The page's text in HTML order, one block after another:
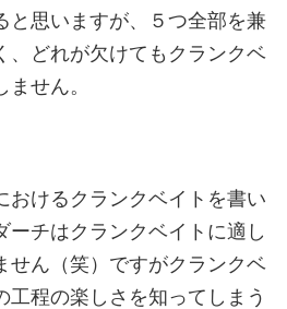
と思いますが、５つ全部を兼
、どれが欠けてもクランクベ
せん。
おけるクランクベイトを書い
ーチはクランクベイトに適し
せん（笑）ですがクランクベ
工程の楽しさを知ってしまう